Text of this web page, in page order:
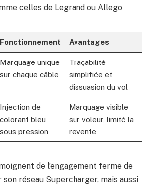
celles de Legrand ou Allego
Fonctionnement Avantages
Marquage unique
sur chaque câble
Traçabilité
simplifiée et
dissuasion du vol
Injection de
colorant bleu
sous pression
Marquage visible
sur voleur, limité la
revente
de l’engagement ferme de
son réseau Supercharger, mais aussi